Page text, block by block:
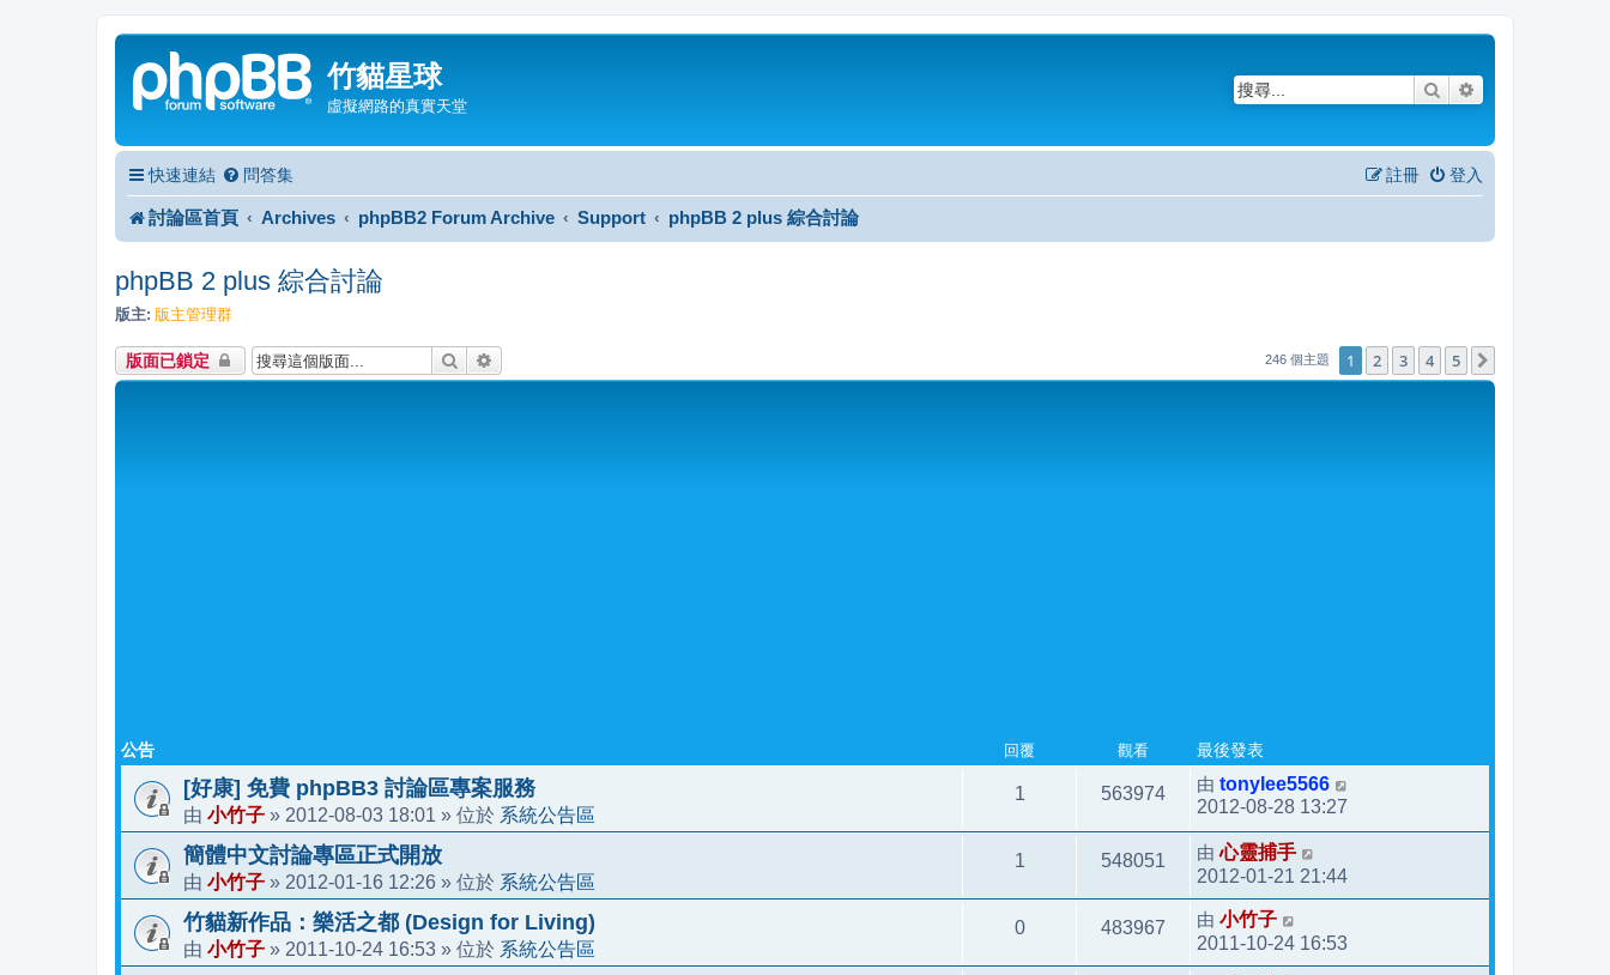
竹貓星球
虛擬網路的真實天堂
搜尋
快速連結 問答集 登入
註冊
討論區首頁 Archives phpBB2 Forum Archive Support phpBB 2 plus 綜合討論
phpBB 2 plus 綜合討論
版主: 版主管理群
版面已鎖定 搜尋 246 個主題 1 2 3 4 5
公告 回覆 觀看 最後發表
[好康] 免費 phpBB3 討論區專案服務
由 小竹子 » 2012-08-03 18:01 » 位於 系統公告區
1 563974 由 tonylee5566
2012-08-28 13:27
簡體中文討論專區正式開放
由 小竹子 » 2012-01-16 12:26 » 位於 系統公告區
1 548051 由心靈捕手
2012-01-21 21:44
竹貓新作品：樂活之都 (Design for Living)
由 小竹子 » 2011-10-24 16:53 » 位於 系統公告區
0 483967 由 小竹子
2011-10-24 16:53